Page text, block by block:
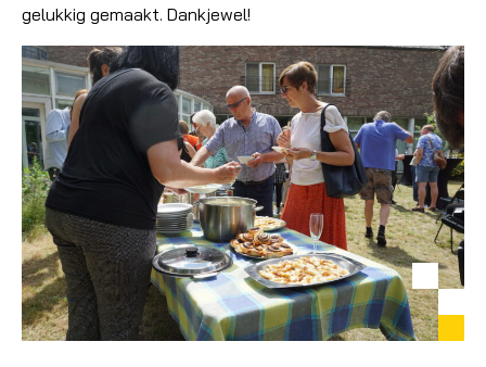
gelukkig gemaakt. Dankjewel!